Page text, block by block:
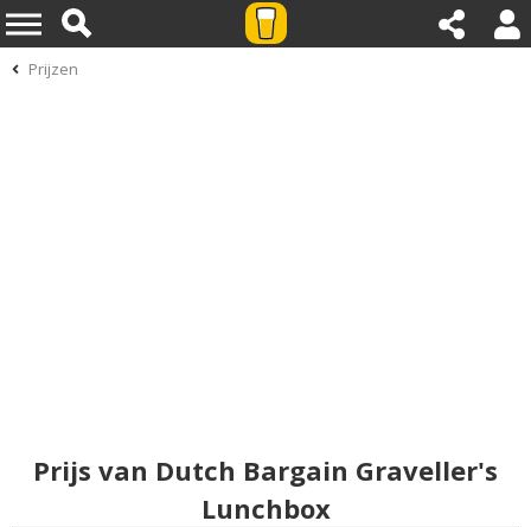
Prijzen
Prijs van Dutch Bargain Graveller's
Lunchbox